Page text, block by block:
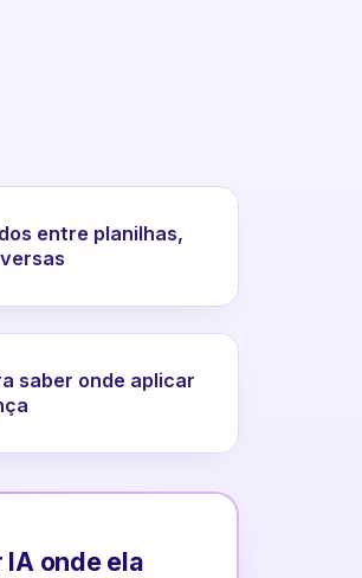
entre planilhas,
saber onde aplicar
onde ela